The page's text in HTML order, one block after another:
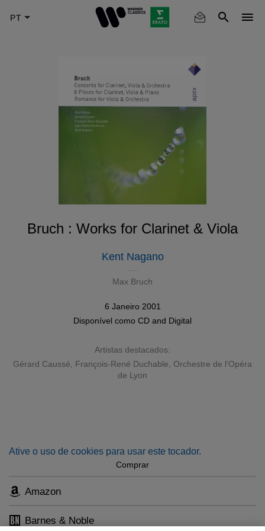
Bruch : Works for Clarinet & Viola
Kent Nagano
Max Bruch
6 Janeiro 2001
Disponível como CD and Digital
Artistas destacados:
Gérard Caussé
François-René Duchable
Orchestre de l’Opéra
de Lyon
Ative o uso de cookies para usar este tocador.
Comprar
Amazon
Barnes & Noble